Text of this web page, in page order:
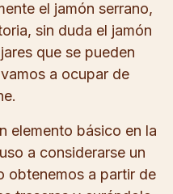
el jamón serrano,
sin duda el jamón
que se pueden
a ocupar de
elemento básico en la
a considerarse un
obtenemos a partir de